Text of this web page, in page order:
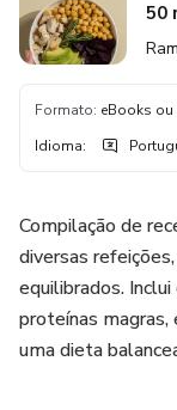
50
Formato: eBooks
Idioma:
Compilação de
diversas
equilibrados.
proteínas magras,
uma dieta